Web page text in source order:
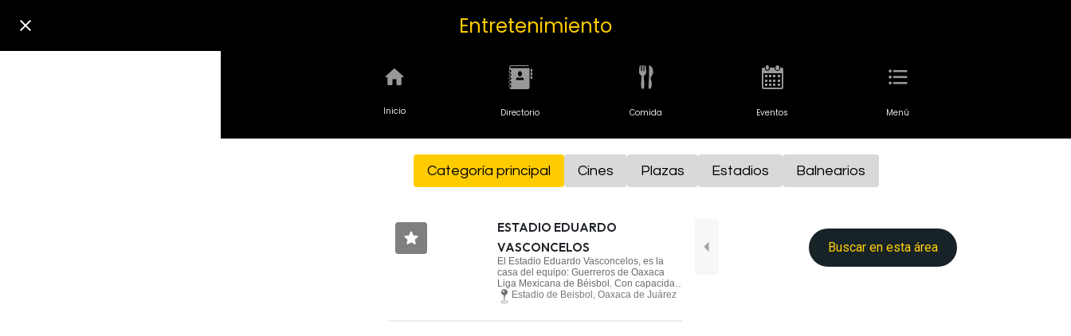
Entretenimiento
Inicio Directorio Comida Eventos Menú
Categoría principal Cines Plazas Estadios Balnearios
ESTADIO EDUARDO
VASCONCELOS
El Estadio Eduardo Vasconcelos, es la
casa del equipo: Guerreros de Oaxaca
Liga Mexicana de Béisbol. Con capacidad
de 7,200 espectadores.
Estadio de Beisbol, Oaxaca de Juárez
Buscar en esta área